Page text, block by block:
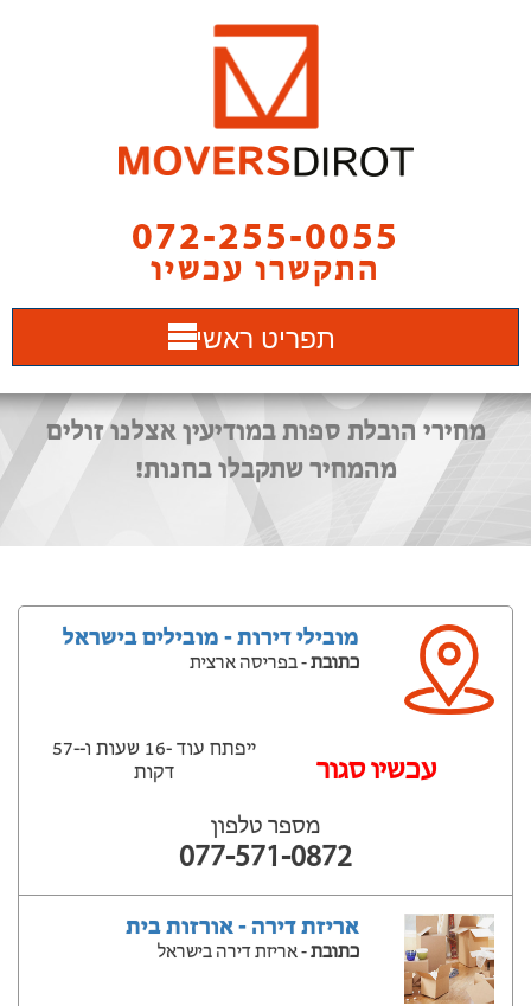
072-255-0055
התקשרו עכשיו
תפריט ראשי
מחירי הובלת ספות במודיעין אצלנו זולים
מהמחיר שתקבלו בחנות!
מובילי דירות - מובילים בישראל
כתובת- בפריסה ארצית
‫עכשיו סגור
ייפתח עוד -16 שעות ‫ו--57
דקות
מספר טלפון
077-571-0872
אריזת דירה - אורזות בית
כתובת- אריזת דירה בישראל